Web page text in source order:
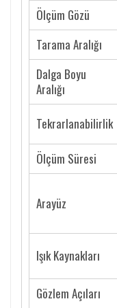
Kişisel kullanıcılar,
yönetimini çok daha
Ölçüm Gözü
Tarama Aralığı
Dalga Boyu
Aralığı
Tekrarlanabilirlik
Ölçüm Süresi
Arayüz
Işık Kaynakları
Gözlem Açıları